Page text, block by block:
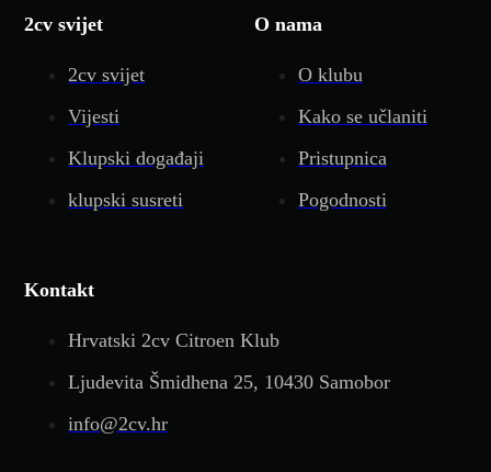
2cv svijet
2cv svijet
Vijesti
Klupski događaji
klupski susreti
O nama
O klubu
Kako se učlaniti
Pristupnica
Pogodnosti
Kontakt
Hrvatski 2cv Citroen Klub
Ljudevita Šmidhena 25, 10430 Samobor
info@2cv.hr